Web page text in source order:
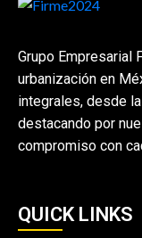
Grupo Empresarial
urbanización en
integrales, desde
destacando por
compromiso con
QUICK LINKS